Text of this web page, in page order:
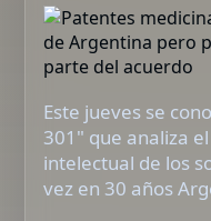
Este jueves se
301" que analiza
intelectual de los
vez en 30 años